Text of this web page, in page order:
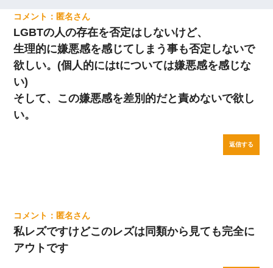
匿名
LGBTの人の存在を否定はしないけど、
生理的に嫌悪感を感じてしまう事も否定しないで
欲しい。(個人的にはtについては嫌悪感を感じな
い)
そして、この嫌悪感を差別的だと責めないで欲し
い。
返信する
匿名
私レズですけどこのレズは同類から見ても完全に
アウトです